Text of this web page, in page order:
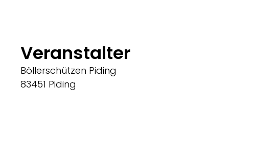
Veranstalter
Böllerschützen Piding
83451 Piding